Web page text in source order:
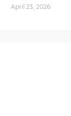
April 23, 2026